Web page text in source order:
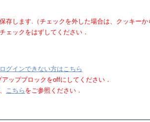
存します.（チェックを外した場合は、クッキーか
ェックをはずしてください．
ログインできない方はこちら
ップブロックをoffにしてください．
こちら をご参照ください．